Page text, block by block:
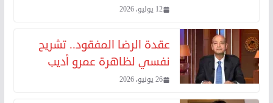
12 يوليو، 2026
عقدة الرضا المفقود.. تشريح
نفسي لظاهرة عمرو أديب
26 يونيو، 2026